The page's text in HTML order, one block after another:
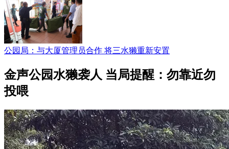
公园局：与大厦管理员合作 将三水獭重新安置
金声公园水獭袭人 当局提醒：勿靠近勿
投喂